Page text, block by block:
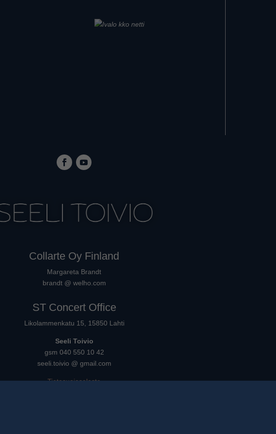
Collarte Oy Finland
Margareta Brandt
brandt @ welho.com
ST Concert Office
Likolammenkatu 15, 15850 Lahti
Seeli Toivio
gsm 040 550 10 42
seeli.toivio @ gmail.com
Tietosuojaseloste